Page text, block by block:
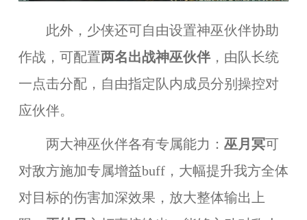
此外，少侠还可自由设置神巫伙伴协助
作战，可配置两名出战神巫伙伴，由队长统
一点击分配，自由指定队内成员分别操控对
应伙伴。
两大神巫伙伴各有专属能力： 巫月冥可
对敌方施加专属增益buff，大幅提升我方全体
对目标的伤害加深效果，放大整体输出上